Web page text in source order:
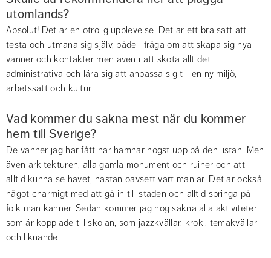
utomlands?
Absolut! Det är en otrolig upplevelse. Det är ett bra sätt att
testa och utmana sig själv, både i fråga om att skapa sig nya
vänner och kontakter men även i att sköta allt det
administrativa och lära sig att anpassa sig till en ny miljö,
arbetssätt och kultur.
Vad kommer du sakna mest när du kommer
hem till Sverige?
De vänner jag har fått här hamnar högst upp på den listan. Men
även arkitekturen, alla gamla monument och ruiner och att
alltid kunna se havet, nästan oavsett vart man är. Det är också
något charmigt med att gå in till staden och alltid springa på
folk man känner. Sedan kommer jag nog sakna alla aktiviteter
som är kopplade till skolan, som jazzkvällar, kroki, temakvällar
och liknande.